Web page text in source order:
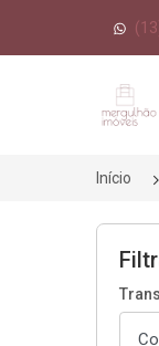
Início